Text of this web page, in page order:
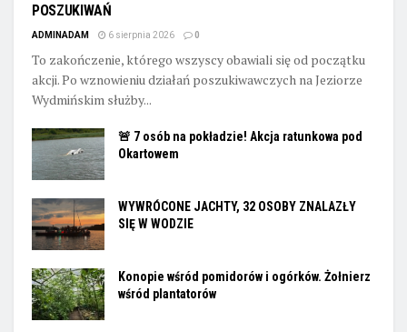
POSZUKIWAŃ
ADMINADAM 6 sierpnia 2026 0
To zakończenie, którego wszyscy obawiali się od początku
akcji. Po wznowieniu działań poszukiwawczych na Jeziorze
Wydmińskim służby...
🚨 7 osób na pokładzie! Akcja ratunkowa pod
Okartowem
WYWRÓCONE JACHTY, 32 OSOBY ZNALAZŁY
SIĘ W WODZIE
Konopie wśród pomidorów i ogórków. Żołnierz
wśród plantatorów